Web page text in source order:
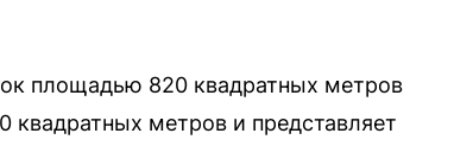
площадью 820 квадратных метров
квадратных метров и представляет